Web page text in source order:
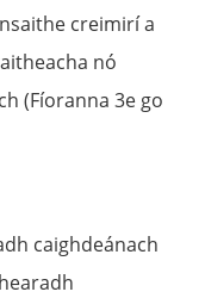
creimirí a
nó
(Fíoranna 3e go
caighdeánach